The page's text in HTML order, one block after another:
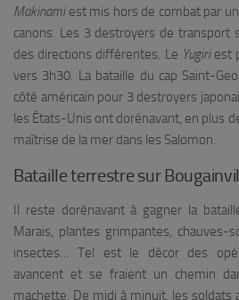
Makinamiest mis hors de combat par
canons. Les 3 destroyers de transport
des directions différentes. Le Yugiriest
vers 3h30 . La bataille du cap Saint-
côté américain pour 3 destroyers
les États-Unis ont dorénavant, en plus
maîtrise de la mer dans les Salomon.
Bataille terrestre sur
Il reste dorénavant à gagner la
Marais, plantes grimpantes, chauves-
insectes… Tel est le décor des
avancent et se fraient un chemin
machette. De midi à minuit, les